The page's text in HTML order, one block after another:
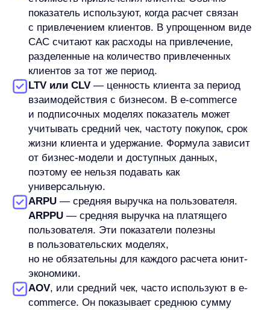
1. Выберите юнит.
Это может быть клиент, заказ, подписка,
продажа, товарная единица, категория или
канал. Выбор зависит от вопроса. Если нужно
понять окупаемость маркетинга, чаще смотрят
на клиента или заказ из канала. Если нужно
проверить товарную категорию, юнитом может
быть заказ или товарная единица.
2. Определите период расчета.
Для заказа это может быть конкретный месяц.
Для клиента — выбранный период
взаимодействия. Для подписки — месяц,
квартал или другой интервал, который отражает
3. Посчитайте доход на юнит.
Для заказа это сумма заказа. Для клиента —
выручка на клиента за период. Для подписки —
платежи по подписке.
4. Вычтите переменные расходы.
с выбранным юнитом: себестоимость,
комиссии, доставку, упаковку, скидки, бонусы,
возвраты и другие переменные затраты.
5. Получите маржинальный результат.
В простой модели это доход на юнит минус